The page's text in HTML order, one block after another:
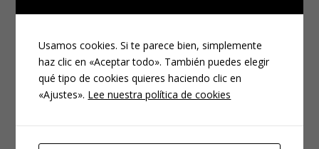
CATEGORÍAS
Noticias
Usamos cookies. Si te parece bien, simplemente
haz clic en «Aceptar todo». También puedes elegir
qué tipo de cookies quieres haciendo clic en
«Ajustes». Lee nuestra política de cookies